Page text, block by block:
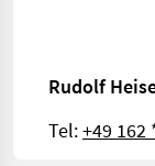
Rudolf
Tel:+49